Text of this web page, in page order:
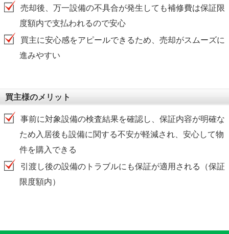
売却後、万一設備の不具合が発生しても補修費は保証限
度額内で支払われるので安心
買主に安心感をアピールできるため、売却がスムーズに
進みやすい
買主様のメリット
事前に対象設備の検査結果を確認し、保証内容が明確な
ため入居後も設備に関する不安が軽減され、安心して物
件を購入できる
引渡し後の設備のトラブルにも保証が適用される（保証
限度額内）